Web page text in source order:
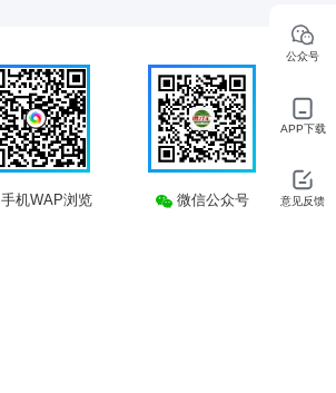
手机WAP浏览 微信公众号
公众号
APP下载
意见反馈